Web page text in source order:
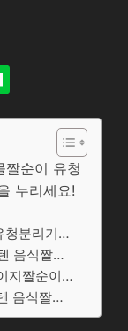
짤순이 유청
누리세요!
청분리기…
음식짤…
지짤순이…
음식짤…